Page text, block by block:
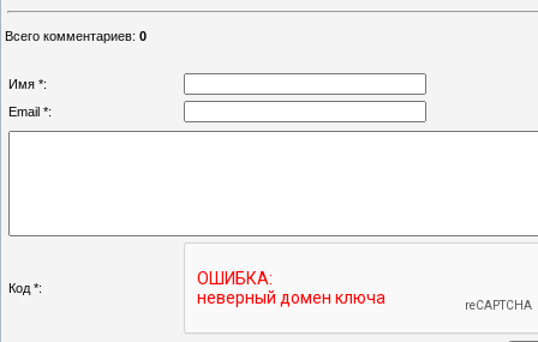
Всего комментариев: 0
Имя *:
Email *:
Код *: